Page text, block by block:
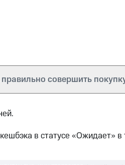
совершить
в статусе «Ожидает» в